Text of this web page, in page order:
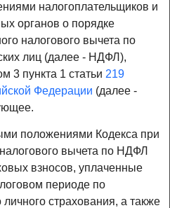
налогоплательщиков и
органов о порядке
налогового вычета по
лиц (далее - НДФЛ),
3 пункта 1 статьи 219
Федерации (далее -
положениями Кодекса при
вычета по НДФЛ
взносов, уплаченные
периоде по
страхования, а также